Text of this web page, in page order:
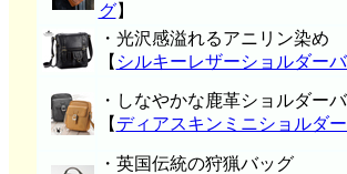
グ】
・光沢感溢れるアニリン染め
【 シルキーレザーショルダー
・しなやかな鹿革ショルダー
【 ディアスキンミニショルダ
・英国伝統の狩猟バッグ